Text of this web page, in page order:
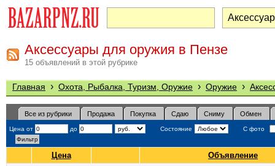
Аксессуары для оружия в Пензе
15 объявлений в этой рубрике
Главная › Охота, Рыбалка, Туризм, Оружие › Оружие ›
Все из рубрики Продажа Покупка Сдаю Сниму Обмен
Цена от до Состояние С фото
Цена Объявление